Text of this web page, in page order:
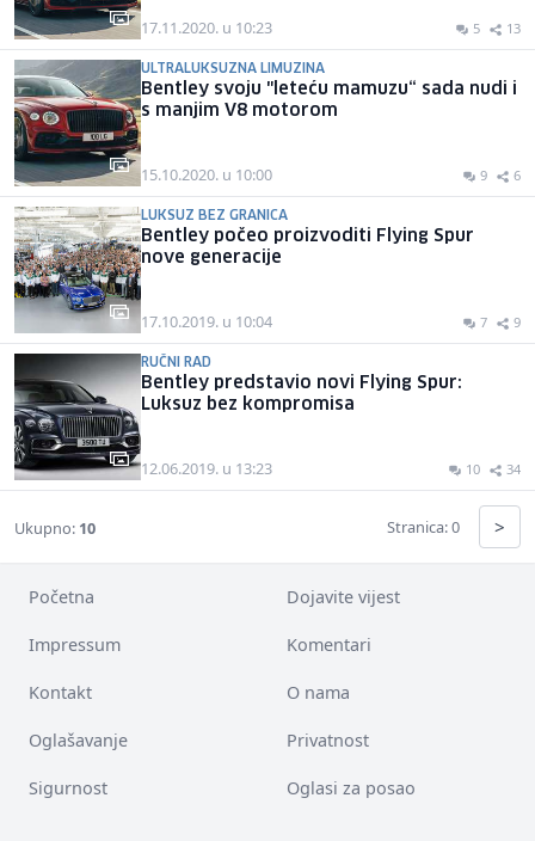
17.11.2020. u 10:23 5 13
ULTRALUKSUZNA LIMUZINA
Bentley svoju "leteću mamuzu“ sada nudi i
s manjim V8 motorom
15.10.2020. u 10:00 9 6
LUKSUZ BEZ GRANICA
Bentley počeo proizvoditi Flying Spur
nove generacije
17.10.2019. u 10:04 7 9
RUČNI RAD
Bentley predstavio novi Flying Spur:
Luksuz bez kompromisa
12.06.2019. u 13:23 10 34
Ukupno: 10 Stranica: 0 >
Početna Dojavite vijest
Impressum Komentari
Kontakt O nama
Oglašavanje Privatnost
Sigurnost Oglasi za posao